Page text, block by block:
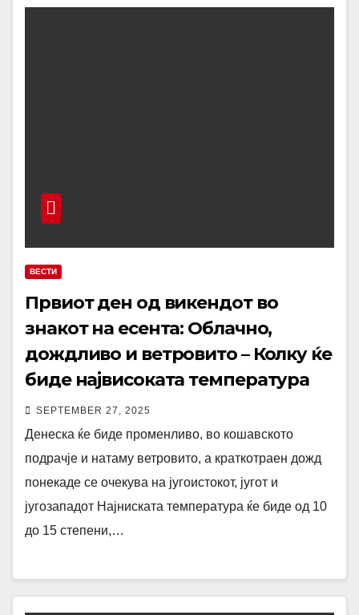
ВЕСТИ
Првиот ден од викендот во
знакот на есента: Облачно,
дождливо и ветровито – Колку ќе
биде највисоката температура
SEPTEMBER 27, 2025
Денеска ќе биде променливо, во кошавското
подрачје и натаму ветровито, а краткотраен дожд
понекаде се очекува на југоистокот, југот и
југозападот Најниската температура ќе биде од 10
до 15 степени,…